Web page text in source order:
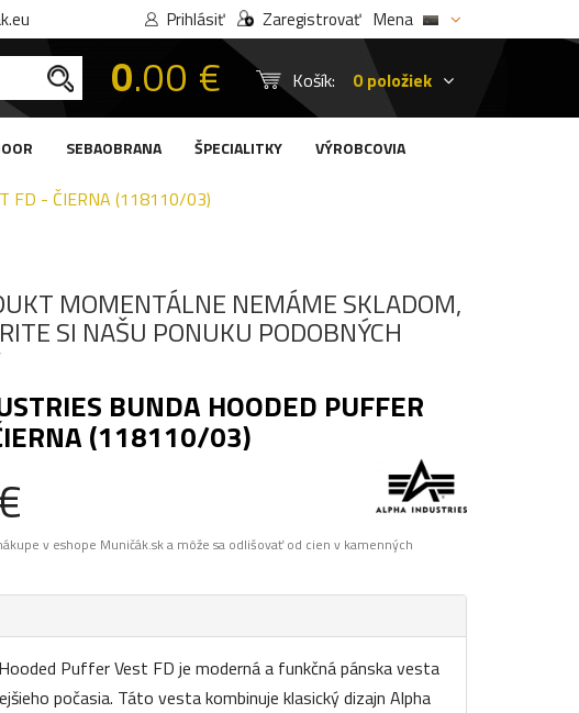
Prihlásiť Zaregistrovať Mena
0.00 € Košík: 0 položiek
SEBAOBRANA ŠPECIALITKY VÝROBCOVIA
FD - ČIERNA (118110/03)
MOMENTÁLNE NEMÁME SKLADOM,
SI NAŠU PONUKU PODOBNÝCH
BUNDA HOODED PUFFER
(118110/03)
v eshope Muničák.sk a môže sa odlišovať od cien v kamenných
Puffer Vest FD je moderná a funkčná pánska vesta
počasia. Táto vesta kombinuje klasický dizajn Alpha